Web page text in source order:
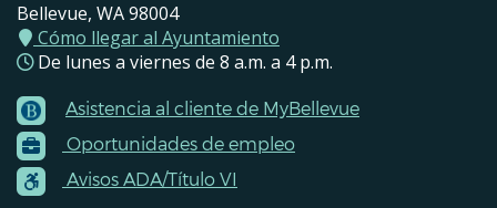
Bellevue, WA 98004
Cómo llegar al Ayuntamiento
De lunes a viernes de 8 a.m. a 4 p.m.
Footer
Menu
Contacts
Asistencia al cliente de MyBellevue
Oportunidades de empleo
Avisos ADA/Título VI